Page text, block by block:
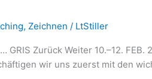
, Zeichnen / LtStiller
… GRIS Zurück Weiter 10.–12.
wir uns zuerst mit den